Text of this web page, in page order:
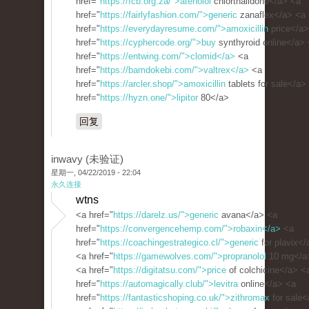
href=" https://fairlyfashion.com/">generic zanaflex</a> <a
href=" https://everydayresume.com/">amoxicillin price</
href=" https://cyphercode.org/">buy synthyroid online</a>
href=" https://entwing.com/">clomid</a> <a
href=" https://bamdokebi.com/">valtrex</a> <a
href=" https://arcler.shop/">amoxicillin tablets for sale</a>
href=" https://hyzn.one/">lipitor 80</a>
回复
inwavy (未验证)
星期一, 04/22/2019 - 22:04
永久连接
wtns
<a href=" https://darelz.us/">generic avana</a> <a
href=" https://convergencehemp.com/">robaxin</a> <a
href=" https://coachingestrategico.cl/">generic for plavix</
<a href=" https://gamewolves.com/">propranolol 10 mg</
<a href=" https://digitatsu.com/">price of colchicine</a>
href=" https://automagically.club/">levitraonline</a> <a
href=" https://fantasticshoping.co.uk/">zithromax for